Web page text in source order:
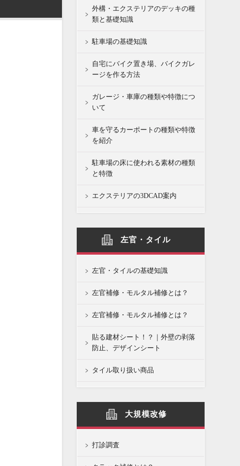
外構・エクステリアのデッキの種
類と基礎知識
駐車場の基礎知識
自宅にバイク置き場、バイクガレ
ージを作る方法
ガレージ・車庫の種類や特徴につ
いて
車を守るカーポートの種類や特徴
を紹介
駐車場の床に使われる素材の種類
と特徴
エクステリアの3DCAD案内
左官・タイル
左官・タイルの基礎知識
左官補修・モルタル補修とは？
左官補修・モルタル補修とは？
貼る建材シート！？｜外壁の剥落
防止、デザインシート
タイル取り扱い商品
大規模改修
打診調査